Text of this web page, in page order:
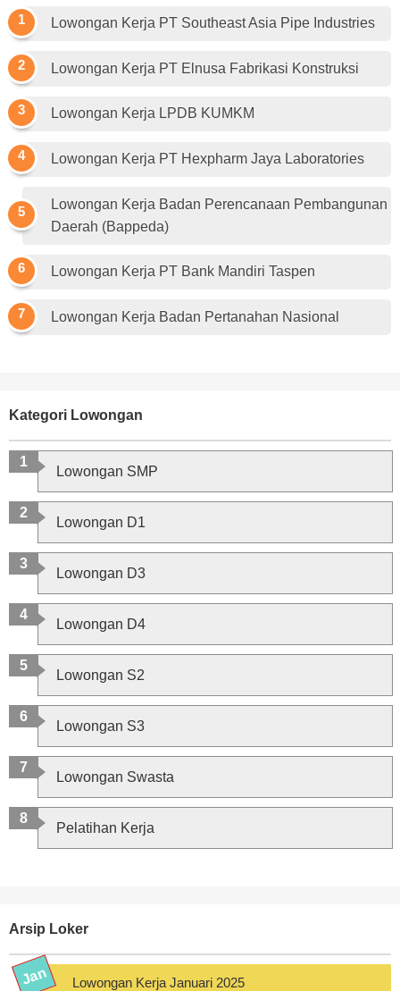
Lowongan Kerja PT Southeast Asia Pipe Industries
Lowongan Kerja PT Elnusa Fabrikasi Konstruksi
Lowongan Kerja LPDB KUMKM
Lowongan Kerja PT Hexpharm Jaya Laboratories
Lowongan Kerja Badan Perencanaan Pembangunan
Daerah (Bappeda)
Lowongan Kerja PT Bank Mandiri Taspen
Lowongan Kerja Badan Pertanahan Nasional
Kategori Lowongan
Lowongan SMP
Lowongan D1
Lowongan D3
Lowongan D4
Lowongan S2
Lowongan S3
Lowongan Swasta
Pelatihan Kerja
Arsip Loker
Lowongan Kerja Januari 2025